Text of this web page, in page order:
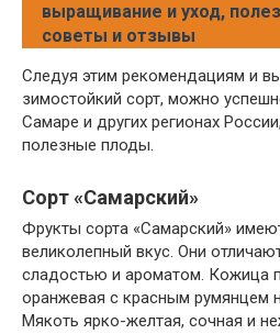
выращивание и уход,
советы и отзывы
Следуя этим рекомендациям и
зимостойкий сорт, можно
Самаре и других регионах
полезные плоды.
Сорт «Самарский»
Фрукты сорта «Самарский»
великолепный вкус. Они
сладостью и ароматом. Кожица
оранжевая с красным румянцем
Мякоть ярко-желтая, сочная и